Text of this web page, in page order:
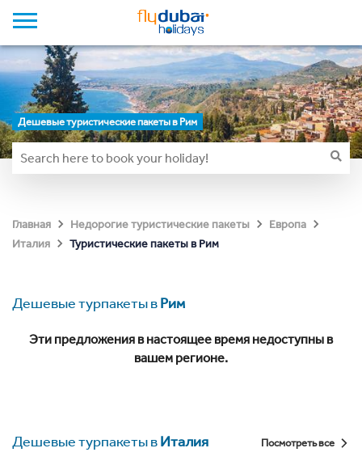
Дешевые туристические пакеты в Рим
Главная Недорогие туристические пакеты
Европа
Италия
Туристические пакеты в Рим
Дешевые турпакеты вРим
Эти предложения в настоящее время недоступны в
вашем регионе.
Дешевые турпакеты вИталия Посмотреть все